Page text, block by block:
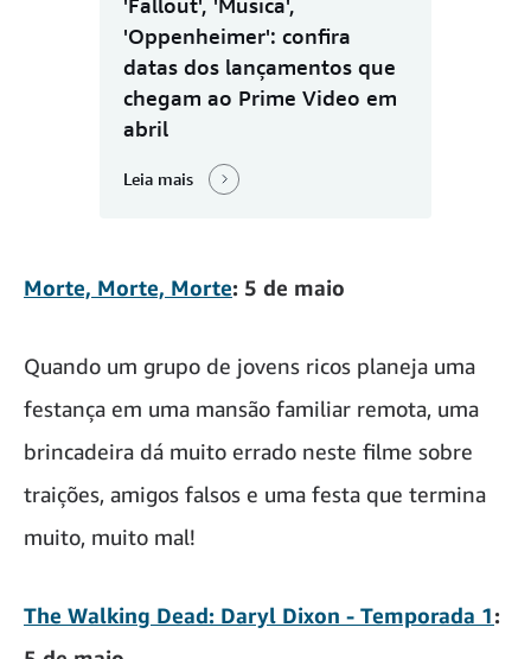
'Oppenheimer': confira
datas dos lançamentos que
chegam ao Prime Video em
abril
Leia mais
Morte, Morte, Morte: 5 de maio
Quando um grupo de jovens ricos planeja uma
festança em uma mansão familiar remota, uma
brincadeira dá muito errado neste filme sobre
traições, amigos falsos e uma festa que termina
muito, muito mal!
The Walking Dead: Daryl Dixon - Temporada 1: